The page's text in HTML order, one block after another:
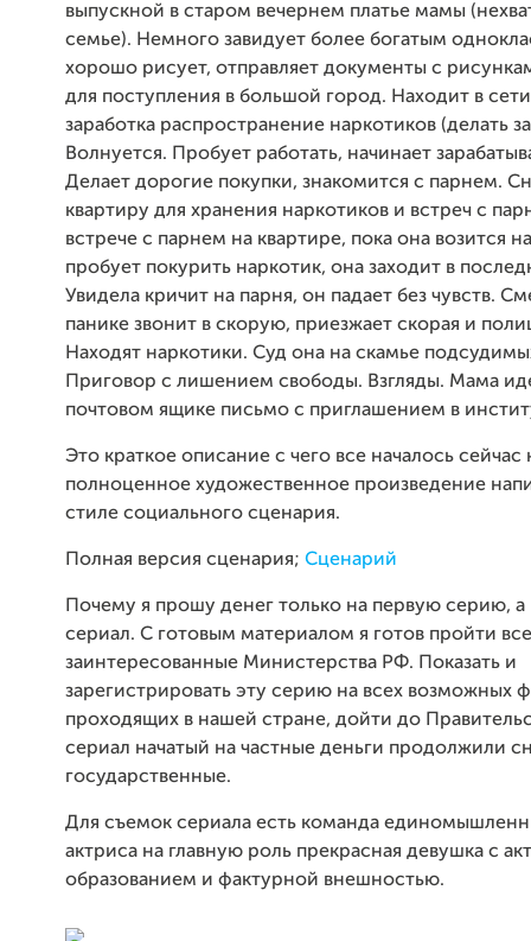
выпускной в старом вечернем платье мамы
семье). Немного завидует более богатым
хорошо рисует, отправляет документы с
для поступления в большой город. Находит в
заработка распространение наркотиков (делать
Волнуется. Пробует работать, начинает
Делает дорогие покупки, знакомится с парнем.
квартиру для хранения наркотиков и встреч с
встрече с парнем на квартире, пока она возится
пробует покурить наркотик, она заходит в
Увидела кричит на парня, он падает без чувств.
панике звонит в скорую, приезжает скорая и
Находят наркотики. Суд она на скамье
Приговор с лишением свободы. Взгляды. Мама
почтовом ящике письмо с приглашением в
Это краткое описание с чего все началось сейчас
полноценное художественное произведение
стиле социального сценария.
Полная версия сценария; Сценарий
Почему я прошу денег только на первую серию, а
сериал. С готовым материалом я готов пройти все
заинтересованные Министерства РФ. Показать и
зарегистрировать эту серию на всех возможных
проходящих в нашей стране, дойти до
сериал начатый на частные деньги продолжили
государственные.
Для съемок сериала есть команда
актриса на главную роль прекрасная девушка с
образованием и фактурной внешностью.